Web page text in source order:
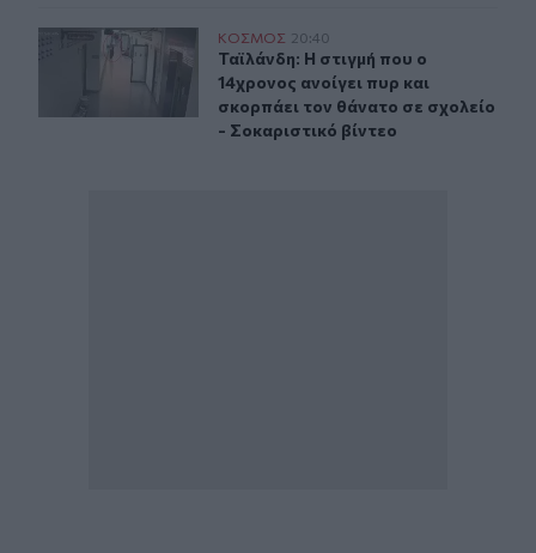
Ταϊλάνδη: Η στιγμή που ο 14χρονος ανοίγει πυρ και
ΚΟΣΜΟΣ 20:40
Ταϊλάνδη: Η στιγμή που ο
Ταϊλάνδη: Η στιγμή που ο
14χρονος ανοίγει πυρ και
σκορπάει τον θάνατο σε σχολείο
- Σοκαριστικό βίντεο